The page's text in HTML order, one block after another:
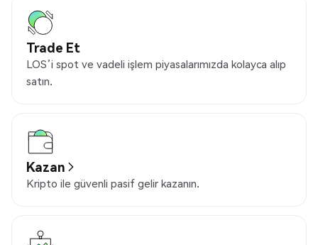
Trade Et
LOS’i spot ve vadeli işlem piyasalarımızda kolayca alıp
satın.
Kazan
Kripto ile güvenli pasif gelir kazanın.